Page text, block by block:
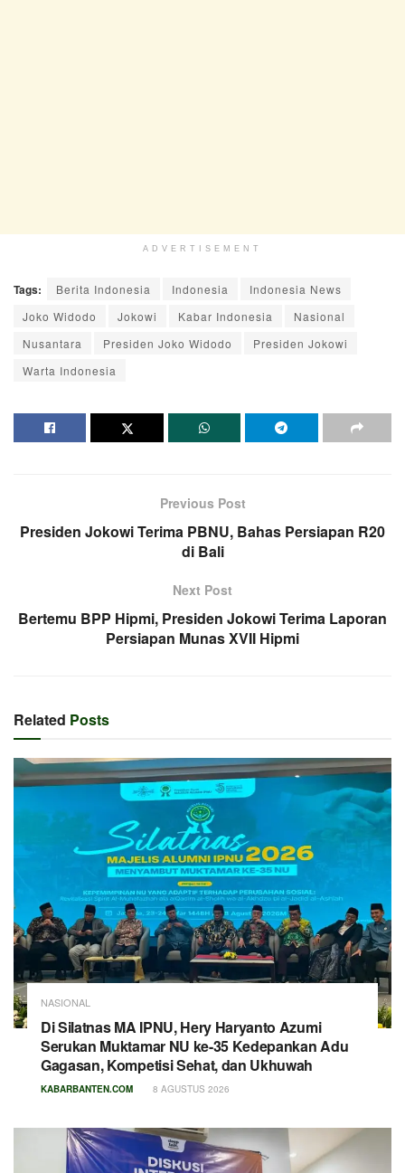
ADVERTISEMENT
Tags: Berita Indonesia Indonesia
Indonesia News
Joko Widodo
Jokowi Kabar Indonesia
Nasional
Nusantara
Presiden Joko Widodo
Presiden Jokowi
Warta Indonesia
Previous Post
Presiden Jokowi Terima PBNU, Bahas Persiapan R20
di Bali
Next Post
Bertemu BPP Hipmi, Presiden Jokowi Terima Laporan
Persiapan Munas XVII Hipmi
Related Posts
NASIONAL
Di Silatnas MA IPNU, Hery Haryanto Azumi
Serukan Muktamar NU ke-35 Kedepankan Adu
Gagasan, Kompetisi Sehat, dan Ukhuwah
KABARBANTEN.COM 8 AGUSTUS 2026